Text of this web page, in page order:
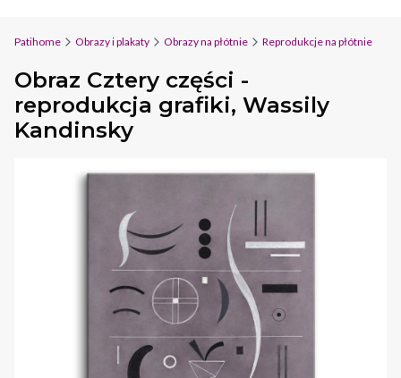
Patihome Obrazy i plakaty Obrazy na płótnie Reprodukcje na płótnie
Obraz Cztery części -
reprodukcja grafiki, Wassily
Kandinsky